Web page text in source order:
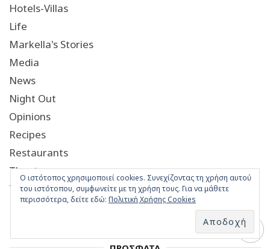
Hotels-Villas
Life
Markella's Stories
Media
News
Night Out
Opinions
Recipes
Restaurants
Theatre
Travel
Ο ιστότοπος χρησιμοποιεί cookies. Συνεχίζοντας τη χρήση αυτού
του ιστότοπου, συμφωνείτε με τη χρήση τους. Για να μάθετε
περισσότερα, δείτε εδώ: Πολιτική Χρήσης Cookies